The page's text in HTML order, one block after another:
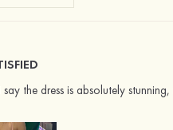
the dress is absolutely